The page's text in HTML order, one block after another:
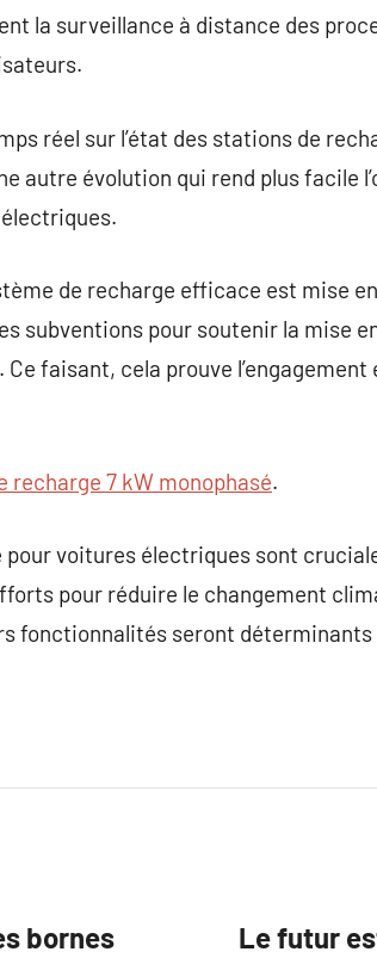
la surveillance à distance des
réel sur l’état des stations de
autre évolution qui rend plus facile
de recharge efficace est mise
subventions pour soutenir la mise
faisant, cela prouve
recharge 7 kW monophasé.
voitures électriques sont
pour réduire le changement
fonctionnalités seront déterminants
bornes
Le futur